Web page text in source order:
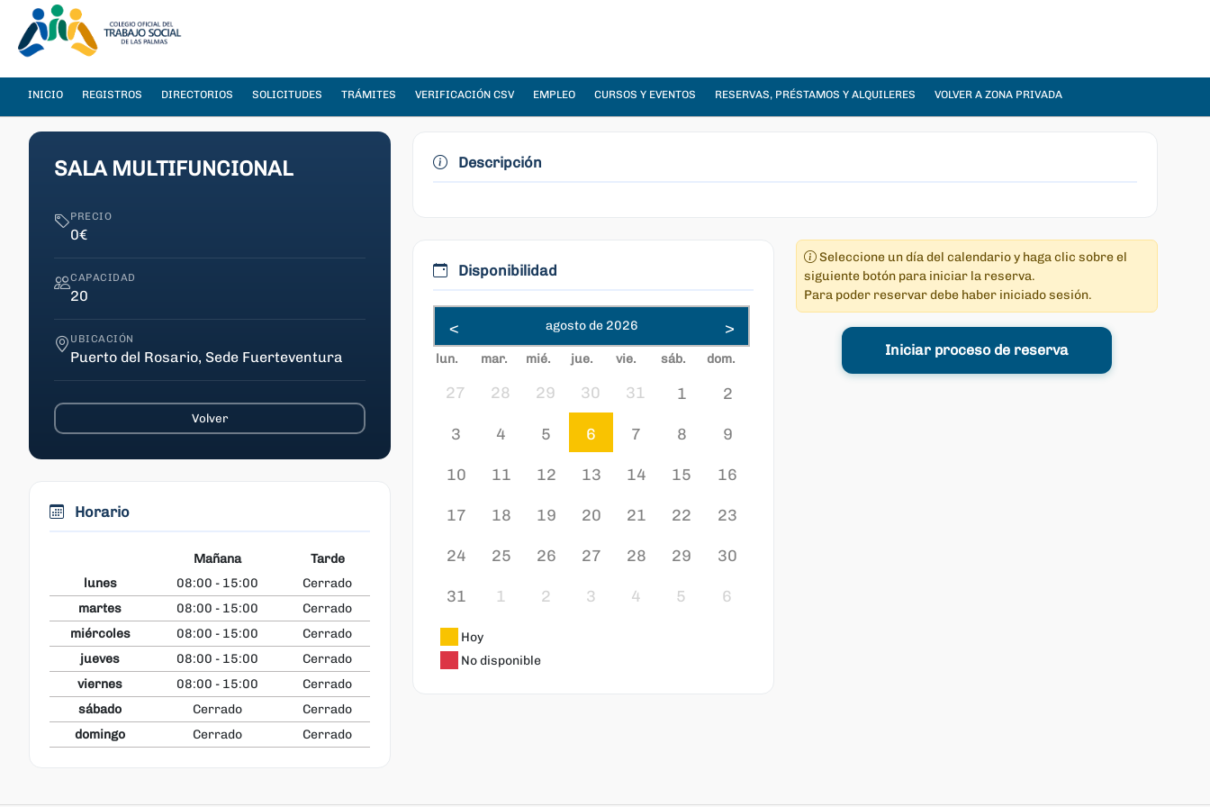
INICIO REGISTROS DIRECTORIOS SOLICITUDES TRÁMITES VERIFICACIÓN CSV EMPLEO CURSOS Y EVENTOS RESERVAS, PRÉSTAMOS Y ALQUILERES VOLVER A ZONA PRIVADA
SALA MULTIFUNCIONAL
PRECIO
0€
CAPACIDAD
20
UBICACIÓN
Puerto del Rosario, Sede Fuerteventura
Horario
Mañana
Tarde
lunes
08:00 - 15:00
Cerrado
martes
08:00 - 15:00
Cerrado
miércoles
08:00 - 15:00
Cerrado
jueves
08:00 - 15:00
Cerrado
viernes
08:00 - 15:00
Cerrado
sábado
Cerrado
Cerrado
domingo
Cerrado Cerrado
Descripción
Disponibilidad
< agosto de 2026 >
lun. mar. mié. jue. vie. sáb. dom.
27 28 29 30 31 1 2
3 4 5 6 7 8 9
10 11 12 13 14 15 16
17 18 19 20 21 22 23
24 25 26 27 28 29 30
31 1 2 3 4 5 6
Hoy
No disponible
Seleccione un día del calendario y haga clic sobre el
siguiente botón para iniciar la reserva.
Para poder reservar debe haber iniciado sesión.